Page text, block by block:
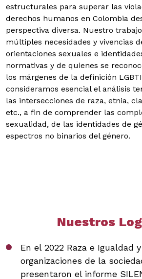
estructurales para superar las
derechos humanos en Colombia
perspectiva diversa. Nuestro
múltiples necesidades y vivencias
orientaciones sexuales e
normativas y de quienes se
los márgenes de la definición
consideramos esencial el análisis
las intersecciones de raza, etnia,
etc., a fin de comprender las
sexualidad, de las identidades de
espectros no binarios del género.
Nuestros
En el 2022 Raza e Igualdad
organizaciones de la
presentaron el informe